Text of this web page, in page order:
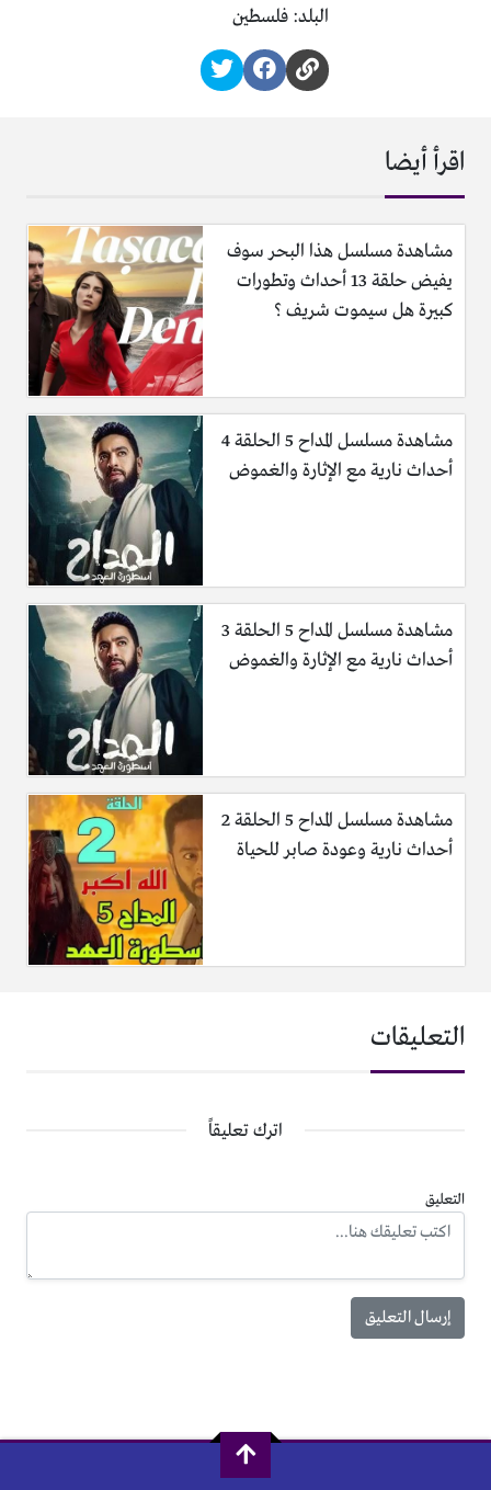
البلد: فلسطين
اقرأ أيضا
مشاهدة مسلسل هذا البحر سوف
يفيض حلقة 13 أحداث وتطورات
كبيرة هل سيموت شريف ؟
مشاهدة مسلسل المداح 5 الحلقة 4
أحداث نارية مع الإثارة والغموض
مشاهدة مسلسل المداح 5 الحلقة 3
أحداث نارية مع الإثارة والغموض
مشاهدة مسلسل المداح 5 الحلقة 2
أحداث نارية وعودة صابر للحياة
التعليقات
اترك تعليقاً
التعليق